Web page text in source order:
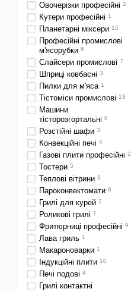
Овочерізки професійні 2
Кутери професійні 1
Планетарні міксери 15
Професійні промислові
м'ясорубки 6
Слайсери промислові 7
Шприці ковбасні 3
Пилки для м'яса 1
Тістоміси промислові 18
Машини
тісторозгортальні 8
Розстійні шафи 3
Конвекційні печі 4
Газові плити професійні 2
Тостери 5
Теплові вітрини 3
Пароконвектомати 6
Грилі для курей 2
Роликові грилі 1
Фритюрниці професійні 9
Лава гриль 1
Макароноварки 1
Індукційні плити 10
Печі подові 4
Грилі контактні